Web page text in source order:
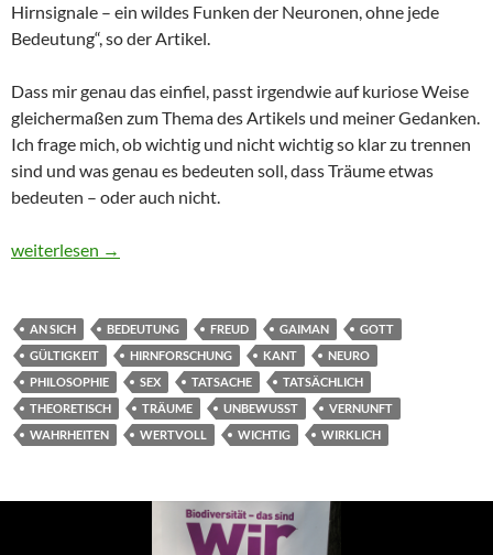
Hirnsignale – ein wildes Funken der Neuronen, ohne jede
Bedeutung“, so der Artikel.
Dass mir genau das einfiel, passt irgendwie auf kuriose Weise
gleichermaßen zum Thema des Artikels und meiner Gedanken.
Ich frage mich, ob wichtig und nicht wichtig so klar zu trennen
sind und was genau es bedeuten soll, dass Träume etwas
bedeuten – oder auch nicht.
Träume
weiterlesen →
AN SICH BEDEUTUNG FREUD GAIMAN
GOTT
GÜLTIGKEIT
HIRNFORSCHUNG KANT
NEURO
PHILOSOPHIE
SEX TATSACHE
TATSÄCHLICH
THEORETISCH
TRÄUME UNBEWUSST
VERNUNFT
WAHRHEITEN
WERTVOLL WICHTIG WIRKLICH